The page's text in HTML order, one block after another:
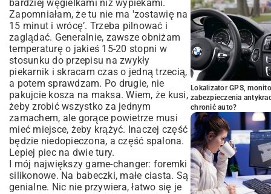
bardziej węgielkami niż wypiekami.
Zapomniałam, że tu nie ma 'zostawię na
15 minut i wrócę’. Trzeba pilnować i
zaglądać. Generalnie, zawsze obniżam
temperaturę o jakieś 15-20 stopni w
stosunku do przepisu na zwykły
piekarnik i skracam czas o jedną trzecią,
a potem sprawdzam. Po drugie, nie
pakujcie kosza na maksa. Wiem, że kusi,
żeby zrobić wszystko za jednym
zamachem, ale gorące powietrze musi
mieć miejsce, żeby krążyć. Inaczej część
będzie niedopieczona, a część spalona.
Lepiej piec na dwie tury.
I mój największy game-changer: foremki
silikonowe. Na babeczki, małe ciasta. Są
genialne. Nic nie przywiera, łatwo się je
Lokalizator GPS,
zabezpieczenia
chronić auto?